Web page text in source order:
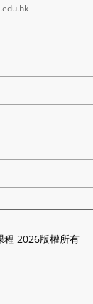
程 2026版權所有